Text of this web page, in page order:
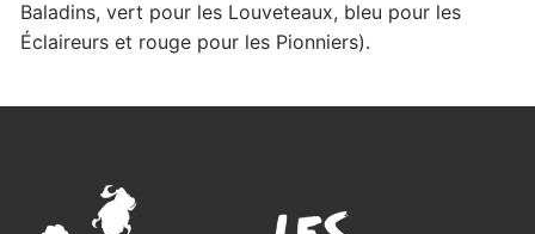
Baladins, vert pour les Louveteaux, bleu pour les
Éclaireurs et rouge pour les Pionniers).